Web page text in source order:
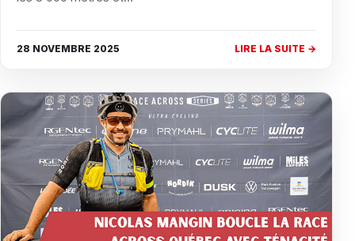
28 NOVEMBRE 2025 LIRE LA SUITE →